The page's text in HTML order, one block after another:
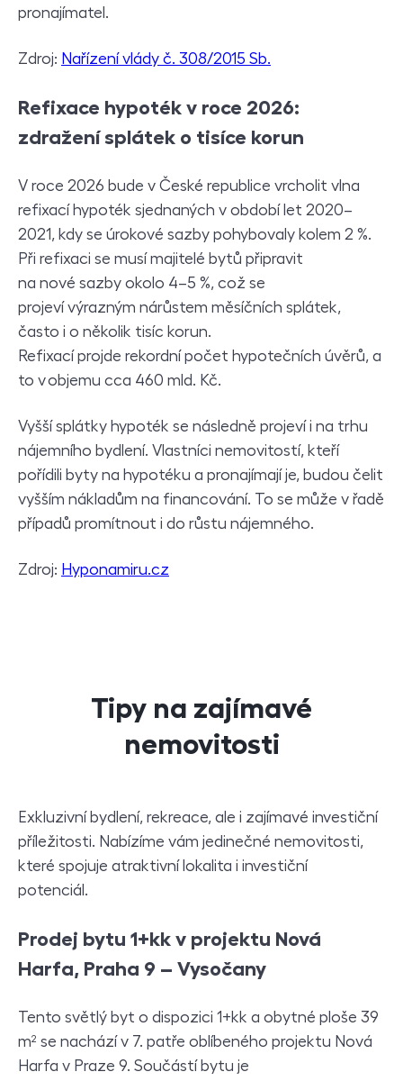
pronajímatel.
Zdroj: Nařízení vlády č. 308/2015 Sb.
Refixace hypoték v roce 2026:
zdražení splátek o tisíce korun
V roce 2026 bude v České republice vrcholit vlna
refixací hypoték sjednaných v období let 2020–
2021, kdy se úrokové sazby pohybovaly kolem 2 %.
Při refixaci se musí majitelé bytů připravit
na nové sazby okolo 4–5 %, což se
projeví výrazným nárůstem měsíčních splátek,
často i o několik tisíc korun.
Refixací projde rekordní počet hypotečních úvěrů, a
to v objemu cca 460 mld. Kč.
Vyšší splátky hypoték se následně projeví i na trhu
nájemního bydlení. Vlastníci nemovitostí, kteří
pořídili byty na hypotéku a pronajímají je, budou čelit
vyšším nákladům na financování. To se může v řadě
případů promítnout i do růstu nájemného.
Zdroj: Hyponamiru.cz
Tipy na zajímavé
nemovitosti
Exkluzivní bydlení, rekreace, ale i zajímavé investiční
příležitosti. Nabízíme vám jedinečné nemovitosti,
které spojuje atraktivní lokalita i investiční
potenciál.
Prodej bytu 1+kk v projektu Nová
Harfa, Praha 9 – Vysočany
Tento světlý byt o dispozici 1+kk a obytné ploše 39
m² se nachází v 7. patře oblíbeného projektu Nová
Harfa v Praze 9. Součástí bytu je